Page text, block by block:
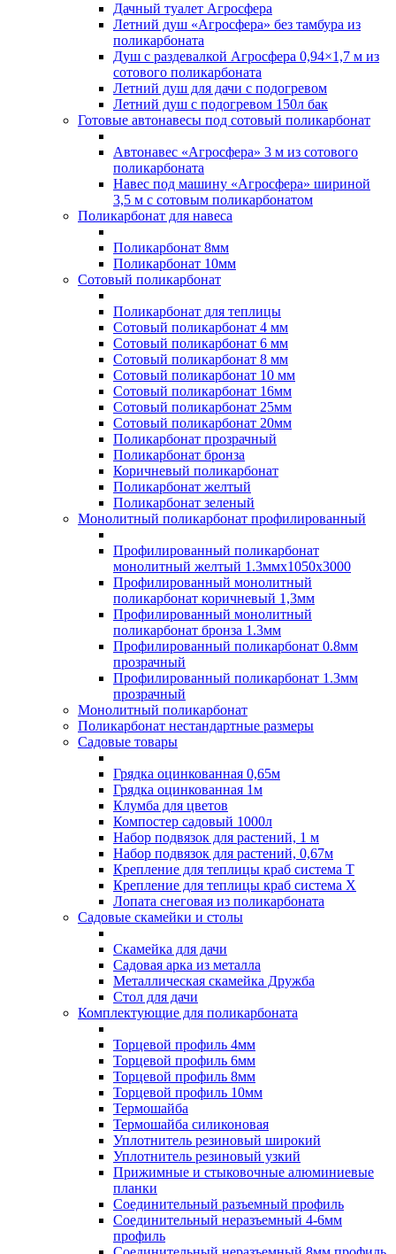
Дачный туалет Агросфера
Летний душ «Агросфера» без тамбура из
поликарбоната
Душ с раздевалкой Агросфера 0,94×1,7 м из
сотового поликарбоната
Летний душ для дачи с подогревом
Летний душ с подогревом 150л бак
Готовые автонавесы под сотовый поликарбонат
Автонавес «Агросфера» 3 м из сотового
поликарбоната
Навес под машину «Агросфера» шириной
3,5 м с сотовым поликарбонатом
Поликарбонат для навеса
Поликарбонат 8мм
Поликарбонат 10мм
Сотовый поликарбонат
Поликарбонат для теплицы
Сотовый поликарбонат 4 мм
Сотовый поликарбонат 6 мм
Сотовый поликарбонат 8 мм
Сотовый поликарбонат 10 мм
Сотовый поликарбонат 16мм
Сотовый поликарбонат 25мм
Сотовый поликарбонат 20мм
Поликарбонат прозрачный
Поликарбонат бронза
Коричневый поликарбонат
Поликарбонат желтый
Поликарбонат зеленый
Монолитный поликарбонат профилированный
Профилированный поликарбонат
монолитный желтый 1.3ммх1050х3000
Профилированный монолитный
поликарбонат коричневый 1,3мм
Профилированный монолитный
поликарбонат бронза 1.3мм
Профилированный поликарбонат 0.8мм
прозрачный
Профилированный поликарбонат 1.3мм
прозрачный
Монолитный поликарбонат
Поликарбонат нестандартные размеры
Садовые товары
Грядка оцинкованная 0,65м
Грядка оцинкованная 1м
Клумба для цветов
Компостер садовый 1000л
Набор подвязок для растений, 1 м
Набор подвязок для растений, 0,67м
Крепление для теплицы краб система Т
Крепление для теплицы краб система Х
Лопата снеговая из поликарбоната
Садовые скамейки и столы
Скамейка для дачи
Садовая арка из металла
Металлическая скамейка Дружба
Стол для дачи
Комплектующие для поликарбоната
Торцевой профиль 4мм
Торцевой профиль 6мм
Торцевой профиль 8мм
Торцевой профиль 10мм
Термошайба
Термошайба силиконовая
Уплотнитель резиновый широкий
Уплотнитель резиновый узкий
Прижимные и стыковочные алюминиевые
планки
Соединительный разъемный профиль
Соединительный неразъемный 4-6мм
профиль